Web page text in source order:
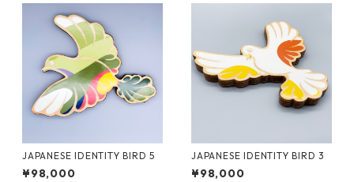
JAPANESE IDENTITY BIRD 5
¥98,000
JAPANESE IDENTITY BIRD 3
¥98,000